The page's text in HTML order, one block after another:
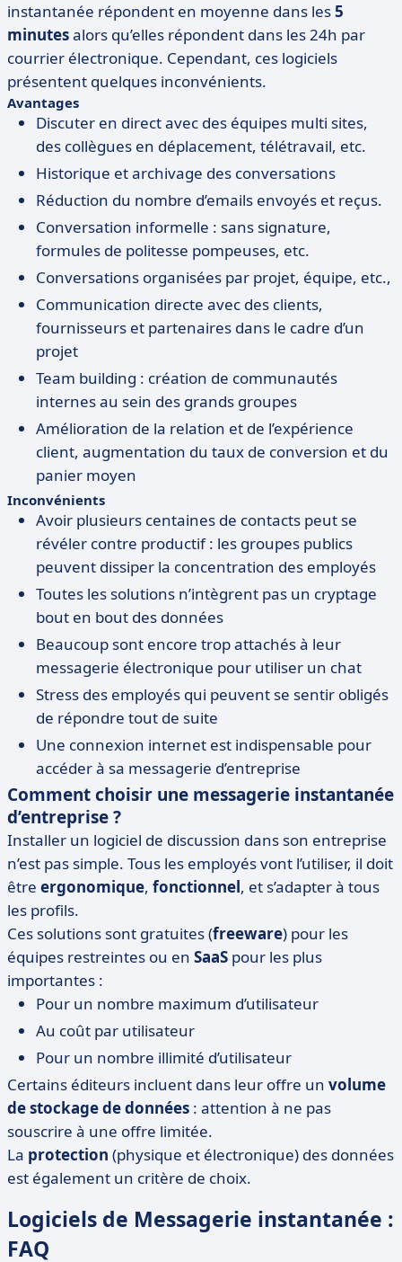
instantanée répondent en moyenne dans les5
minutesalors qu’elles répondent dans les 24h par
courrier électronique. Cependant, ces logiciels
présentent quelques inconvénients.
Avantages
Discuter en direct avec des équipes multi sites,
des collègues en déplacement, télétravail, etc.
Historique et archivage des conversations
Réduction du nombre d’emails envoyés et reçus.
Conversation informelle : sans signature,
formules de politesse pompeuses, etc.
Conversations organisées par projet, équipe, etc.,
Communication directe avec des clients,
fournisseurs et partenaires dans le cadre d’un
projet
Team building : création de communautés
internes au sein des grands groupes
Amélioration de la relation et de l’expérience
client, augmentation du taux de conversion et du
panier moyen
Inconvénients
Avoir plusieurs centaines de contacts peut se
révéler contre productif : les groupes publics
peuvent dissiper la concentration des employés
Toutes les solutions n’intègrent pas un cryptage
bout en bout des données
Beaucoup sont encore trop attachés à leur
messagerie électronique pour utiliser un chat
Stress des employés qui peuvent se sentir obligés
de répondre tout de suite
Une connexion internet est indispensable pour
accéder à sa messagerie d’entreprise
Comment choisir une messagerie instantanée
d’entreprise ?
Installer un logiciel de discussion dans son entreprise
n’est pas simple. Tous les employés vont l’utiliser, il doit
être ergonomique, fonctionnel, et s’adapter à tous
les profils.
Ces solutions sont gratuites (freeware) pour les
équipes restreintes ou en SaaS pour les plus
importantes :
Pour un nombre maximum d’utilisateur
Au coût par utilisateur
Pour un nombre illimité d’utilisateur
Certains éditeurs incluent dans leur offre un volume
de stockage de données : attention à ne pas
souscrire à une offre limitée.
La protection (physique et électronique) des données
est également un critère de choix.
Logiciels de Messagerie instantanée :
FAQ